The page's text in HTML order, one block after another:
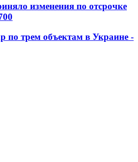
изменения по отсрочке
по трем объектам в Украине -